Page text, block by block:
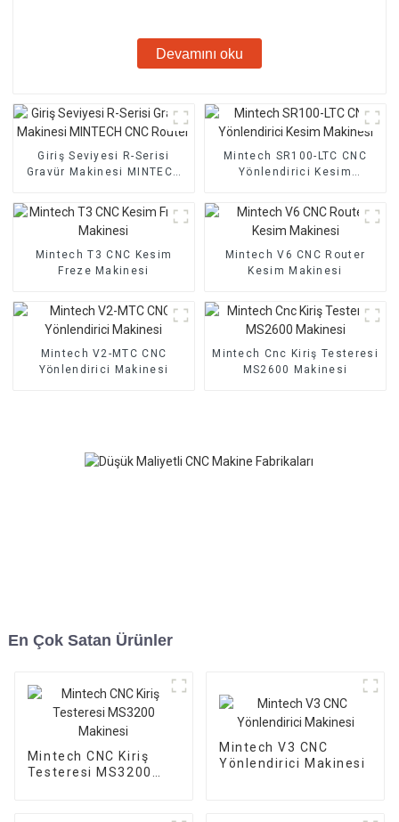
Devamını oku
Giriş Seviyesi R-Serisi
Gravür Makinesi MINTECH
Mintech SR100-LTC CNC
Yönlendirici Kesim
Mintech T3 CNC Kesim
Freze Makinesi
Mintech V6 CNC Router
Kesim Makinesi
Mintech V2-MTC CNC
Yönlendirici Makinesi
Mintech Cnc Kiriş Testeresi
MS2600 Makinesi
En Çok Satan Ürünler
Mintech CNC Kiriş
Testeresi MS3200
Mintech V3 CNC
Yönlendirici Makinesi